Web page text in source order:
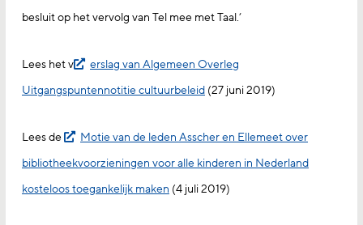
besluit op het vervolg van Tel mee met Taal.’
Lees het v
erslag van Algemeen Overleg
Uitgangspuntennotitie cultuurbeleid (27 juni 2019)
Lees de
Motie van de leden Asscher en Ellemeet over
bibliotheekvoorzieningen voor alle kinderen in Nederland
kosteloos toegankelijk maken (4 juli 2019)